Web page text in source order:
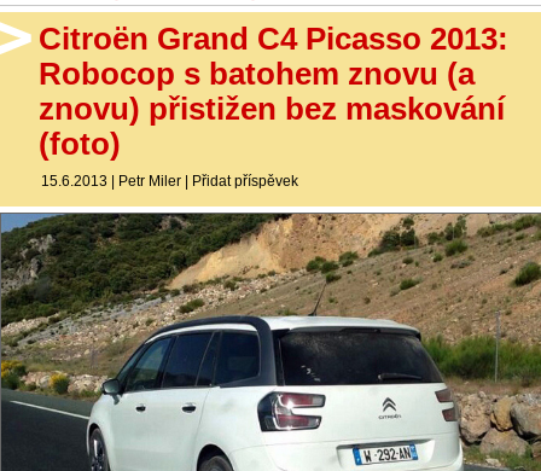
Citroën Grand C4 Picasso 2013:
Robocop s batohem znovu (a
znovu) přistižen bez maskování
(foto)
15.6.2013 | Petr Miler | Přidat příspěvek